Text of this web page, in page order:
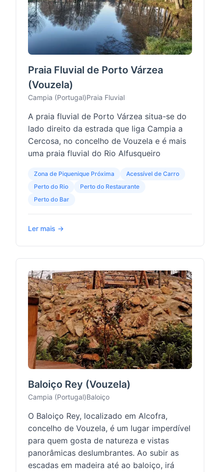
Praia Fluvial de Porto Várzea
(Vouzela)
Campia (Portugal)Praia Fluvial
A praia fluvial de Porto Várzea situa-se do
lado direito da estrada que liga Campia a
Cercosa, no concelho de Vouzela e é mais
uma praia fluvial do Rio Alfusqueiro
Zona de Piquenique Próxima
Acessível de Carro
Perto do Rio
Perto do Restaurante
Perto do Bar
Ler mais →
Baloiço Rey (Vouzela)
Campia (Portugal)Baloiço
O Baloiço Rey, localizado em Alcofra,
concelho de Vouzela, é um lugar imperdível
para quem gosta de natureza e vistas
panorâmicas deslumbrantes. Ao subir as
escadas em madeira até ao baloiço, irá